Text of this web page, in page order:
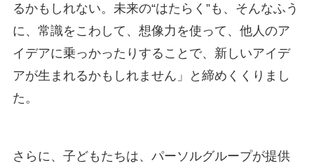
るかもしれない。未来の“はたらく”も、そんなふう
に、常識をこわして、想像力を使って、他人のア
イデアに乗っかったりすることで、新しいアイデ
アが生まれるかもしれません」と締めくくりまし
た。
さらに、子どもたちは、パーソルグループが提供